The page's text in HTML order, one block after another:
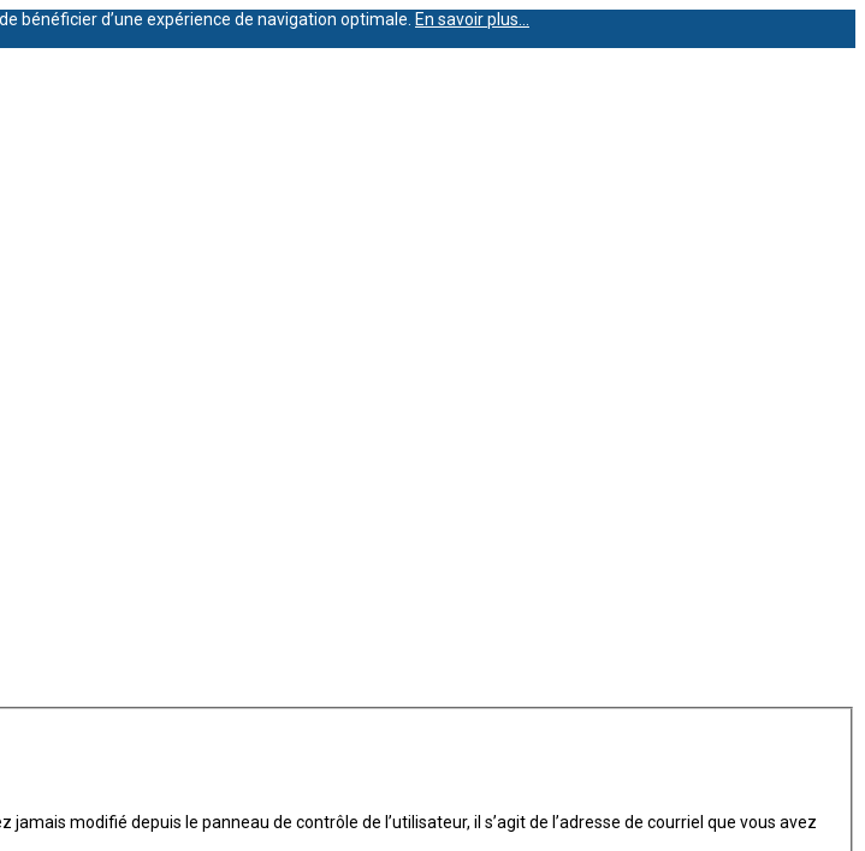
bénéficier d’une expérience de navigation optimale. En savoir plus…
modifié depuis le panneau de contrôle de l’utilisateur, il s’agit de l’adresse de courriel que vous avez